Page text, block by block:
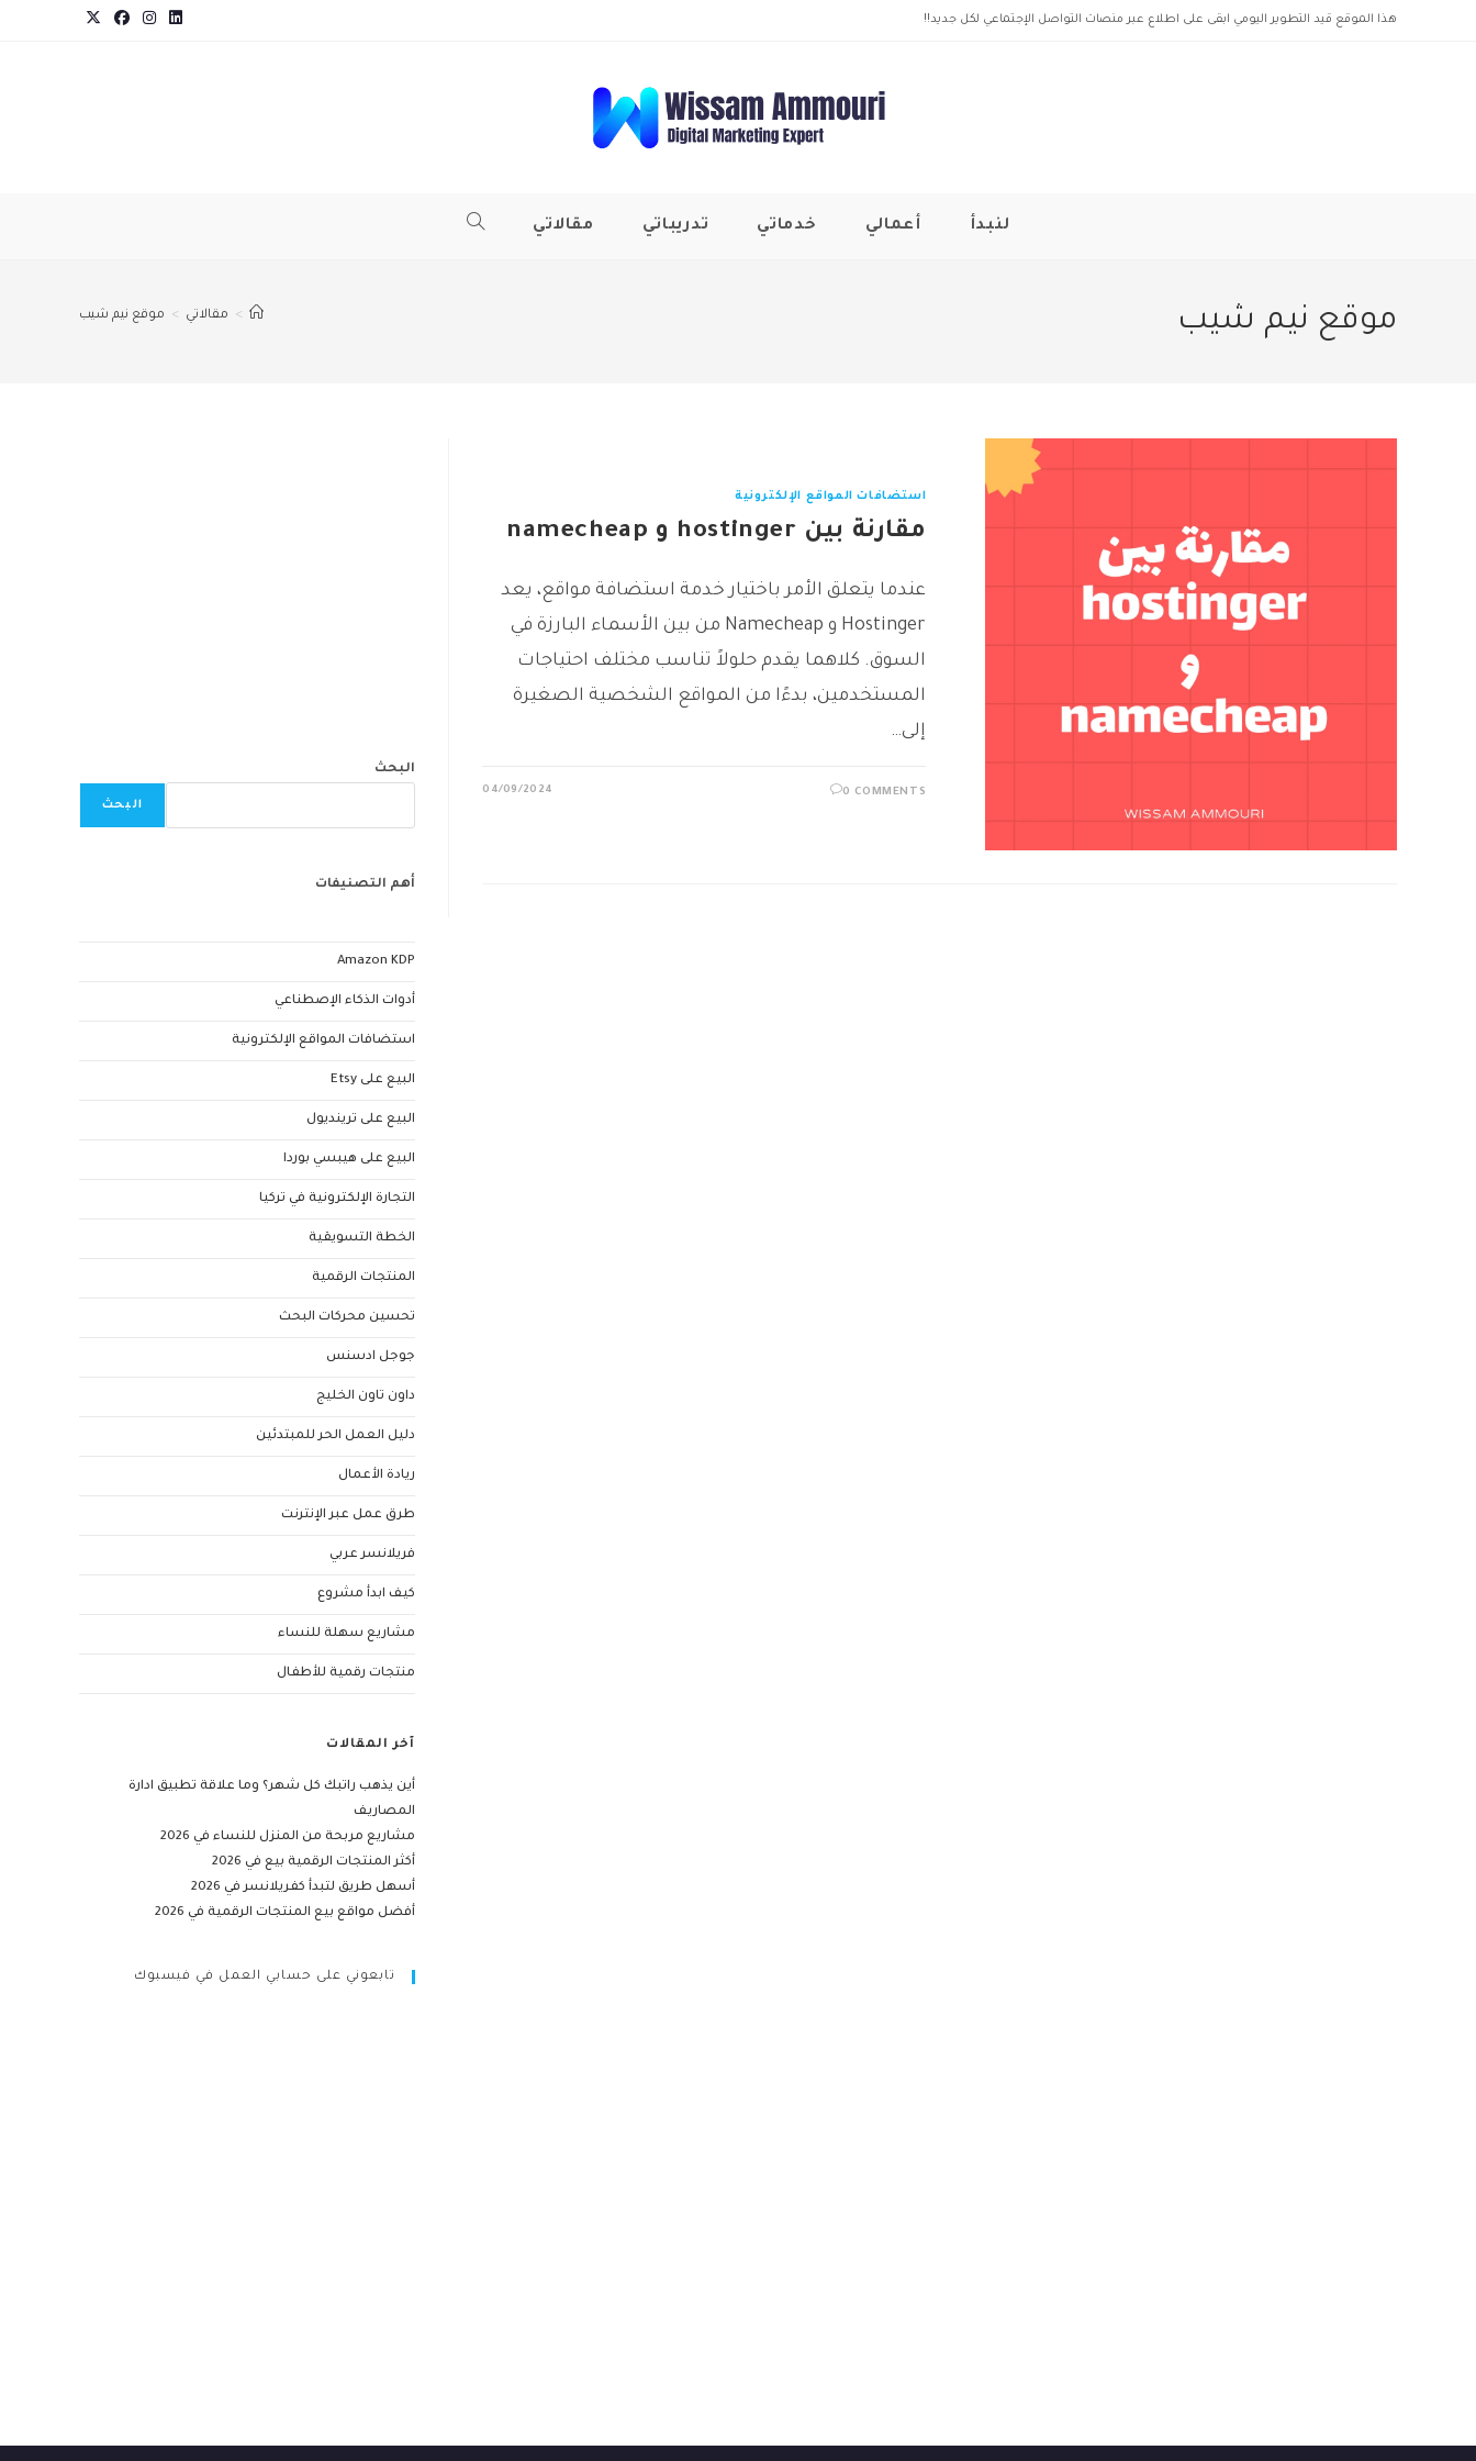
هذا الموقع قيد التطوير اليومي ابقى على اطلاع عبر منصات التواصل الإجتماعي لكل جديد!!
لنبدأ أعمالي خدماتي تدريباتي مقالاتي TOGGLE
موقع نيم شيب > مقالاتي > موقع نيم شيب
استضافات المواقع الإلكترونية
مقارنة بين hostinger و namecheap
عندما يتعلق الأمر باختيار خدمة استضافة مواقع، يعد
Hostinger و Namecheap من بين الأسماء البارزة في
السوق. كلاهما يقدم حلولاً تناسب مختلف احتياجات
المستخدمين، بدءًا من المواقع الشخصية الصغيرة
إلى…
0 COMMENTS
04/09/2024
البحث
البحث
أهم التصنيفات
Amazon KDP
أدوات الذكاء الإصطناعي
استضافات المواقع الإلكترونية
البيع على Etsy
البيع على ترينديول
البيع على هيبسي بوردا
التجارة الإلكترونية في تركيا
الخطة التسويقية
المنتجات الرقمية
تحسين محركات البحث
جوجل ادسنس
داون تاون الخليج
دليل العمل الحر للمبتدئين
ريادة الأعمال
طرق عمل عبر الإنترنت
فريلانسر عربي
كيف ابدأ مشروع
مشاريع سهلة للنساء
منتجات رقمية للأطفال
آخر المقالات
أين يذهب راتبك كل شهر؟ وما علاقة تطبيق ادارة
المصاريف
مشاريع مربحة من المنزل للنساء في 2026
أكثر المنتجات الرقمية بيع في 2026
أسهل طريق لتبدأ كفريلانسر في 2026
أفضل مواقع بيع المنتجات الرقمية في 2026
تابعوني على حسابي العمل في فيسبوك